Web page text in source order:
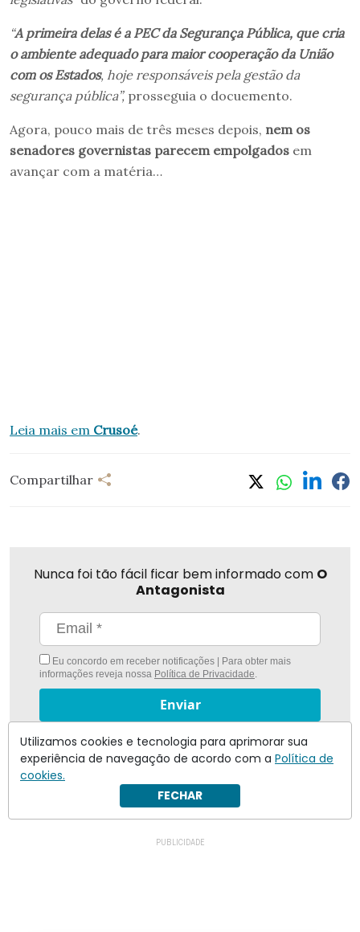
“A primeira delas é a PEC da Segurança Pública, que cria
o ambiente adequado para maior cooperação da União
com os Estados, hoje responsáveis pela gestão da
segurança pública”, prosseguia o docuemento.
Agora, pouco mais de três meses depois, nem os
senadores governistas parecem empolgados em
avançar com a matéria…
Leia mais em Crusoé.
Compartilhar
Nunca foi tão fácil ficar bem informado com O
Antagonista
Eu concordo em receber notificações | Para obter mais
informações reveja nossa Política de Privacidade
Enviar
Inscreva-se
Utilizamos cookies e tecnologia para aprimorar sua
experiência de navegação de acordo com a Política de
cookies.
FECHAR